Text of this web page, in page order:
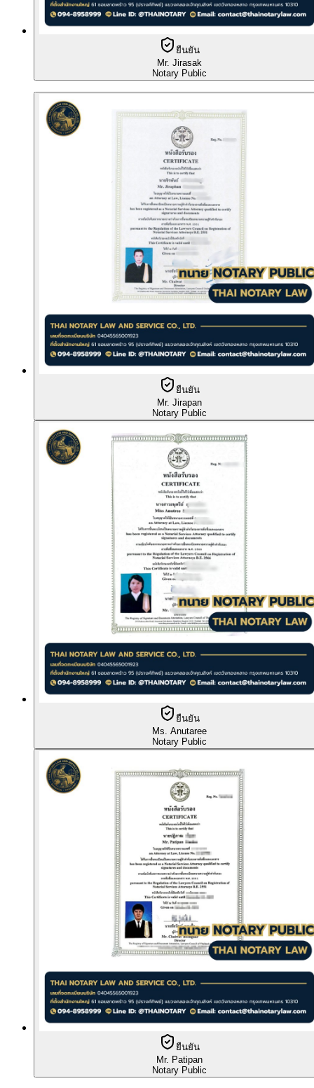
ยืนยัน
Mr. Jirasak
Notary Public
ยืนยัน
Mr. Jirapan
Notary Public
ยืนยัน
Ms. Anutaree
Notary Public
ยืนยัน
Mr. Patipan
Notary Public